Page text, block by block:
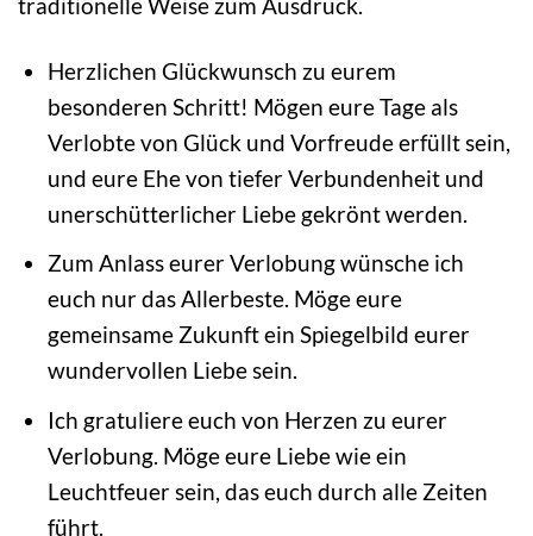
Herzlichen Glückwunsch zu eurem
besonderen Schritt! Mögen eure Tage als
Verlobte von Glück und Vorfreude erfüllt sein,
und eure Ehe von tiefer Verbundenheit und
unerschütterlicher Liebe gekrönt werden.
Zum Anlass eurer Verlobung wünsche ich
euch nur das Allerbeste. Möge eure
gemeinsame Zukunft ein Spiegelbild eurer
wundervollen Liebe sein.
Ich gratuliere euch von Herzen zu eurer
Verlobung. Möge eure Liebe wie ein
Leuchtfeuer sein, das euch durch alle Zeiten
führt.